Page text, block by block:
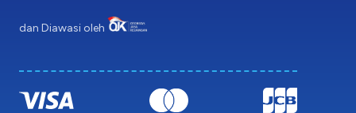
dan Diawasi oleh